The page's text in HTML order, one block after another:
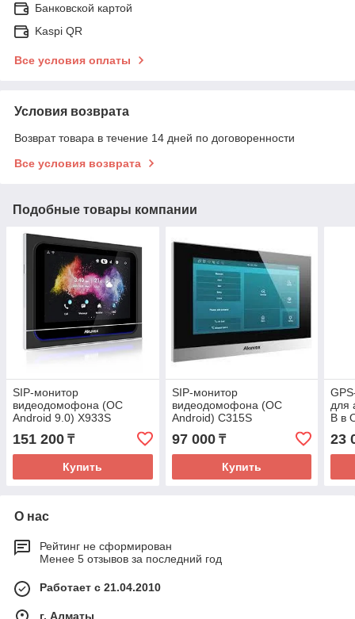
Банковской картой
Kaspi QR
Все условия оплаты
Условия возврата
Возврат товара в течение 14 дней по договоренности
Все условия возврата
Подобные товары компании
SIP-монитор
видеодомофона (ОС
Android 9.0) X933S
151 200 ₸
Купить
SIP-монитор
видеодомофона (ОС
Android) C315S
97 000₸
Купить
для
В в
23
О нас
Рейтинг не сформирован
Менее 5 отзывов за последний год
Работает с 21.04.2010
г. Алматы